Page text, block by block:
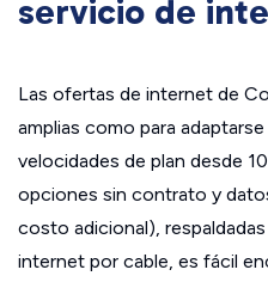
servicio de
Las ofertas de internet de
amplias como para
velocidades de plan desde
opciones sin contrato y
costo adicional),
internet por cable, es fácil